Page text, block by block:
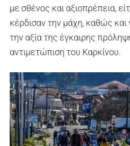
με σθένος και αξιοπρέπεια,
κέρδισαν την μάχη, καθώς
την αξία της έγκαιρης
αντιμετώπιση του Καρκίνου.